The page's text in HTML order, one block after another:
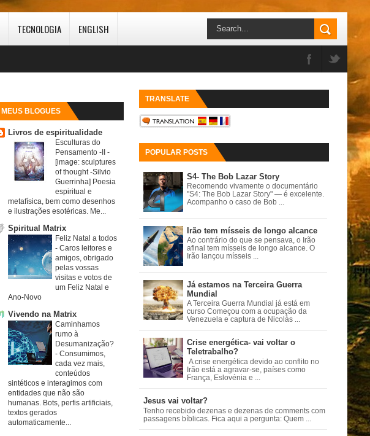
TECNOLOGIA ENGLISH
MEUS BLOGUES
Livros de espiritualidade
Esculturas do
Pensamento -II -
[image: sculptures
of thought -Silvio
Guerrinha] Poesia
espiritual e
metafísica, bem como desenhos
e ilustrações esotéricas. Me...
Spiritual Matrix
Feliz Natal a todos
- Caros leitores e
amigos, obrigado
pelas vossas
visitas e votos de
um Feliz Natal e
Ano-Novo
Vivendo na Matrix
Caminhamos
rumo à
Desumanização?
- Consumimos,
cada vez mais,
conteúdos
sintéticos e interagimos com
entidades que não são
humanas. Bots, perfis artificiais,
textos gerados
automaticamente...
TRANSLATE
POPULAR POSTS
S4- The Bob Lazar Story
Recomendo vivamente o documentário
"S4: The Bob Lazar Story" — é excelente.
Acompanho o caso de Bob ...
Irão tem mísseis de longo alcance
Ao contrário do que se pensava, o Irão
afinal tem mísseis de longo alcance. O
Irão lançou mísseis ...
Já estamos na Terceira Guerra
Mundial
A Terceira Guerra Mundial já está em
curso Começou com a ocupação da
Venezuela e captura de Nicolás ...
Crise energética- vai voltar o
Teletrabalho?
A crise energética devido ao conflito no
Irão está a agravar-se, países como
França, Eslovénia e ...
Jesus vai voltar?
Tenho recebido dezenas e dezenas de comments com
passagens bíblicas. Fica aqui a pergunta: Quem ...